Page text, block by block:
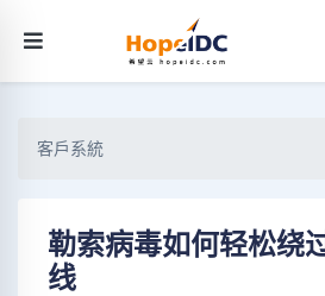
客戶系統
勒索病毒如何轻松绕
线